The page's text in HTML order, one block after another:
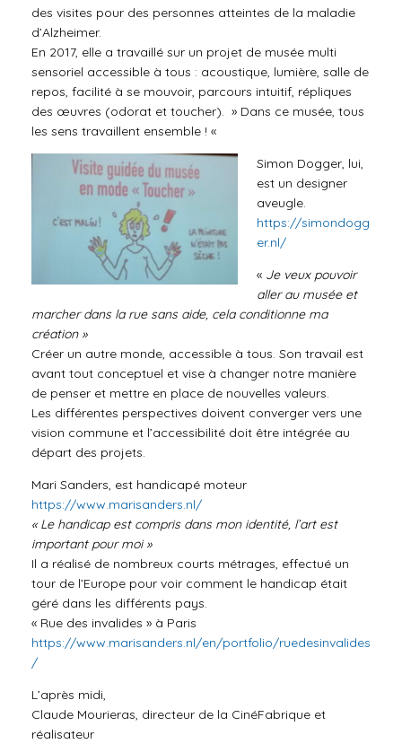
des visites pour des personnes atteintes de la maladie
d’Alzheimer.
En 2017, elle a travaillé sur un projet de musée multi
sensoriel accessible à tous : acoustique, lumière, salle de
repos, facilité à se mouvoir, parcours intuitif, répliques
des œuvres (odorat et toucher). » Dans ce musée, tous
les sens travaillent ensemble ! «
Simon Dogger, lui,
est un designer
aveugle.
https://simondogg
er.nl/
« Je veux pouvoir
aller au musée et
marcher dans la rue sans aide, cela conditionne ma
création »
Créer un autre monde, accessible à tous. Son travail est
avant tout conceptuel et vise à changer notre manière
de penser et mettre en place de nouvelles valeurs.
Les différentes perspectives doivent converger vers une
vision commune et l’accessibilité doit être intégrée au
départ des projets.
Mari Sanders, est handicapé moteur
https://www.marisanders.nl/
« Le handicap est compris dans mon identité, l’art est
important pour moi »
Il a réalisé de nombreux courts métrages, effectué un
tour de l’Europe pour voir comment le handicap était
géré dans les différents pays.
« Rue des invalides » à Paris
https://www.marisanders.nl/en/portfolio/ruedesinvalides
/
L’après midi,
Claude Mourieras, directeur de la CinéFabrique et
réalisateur